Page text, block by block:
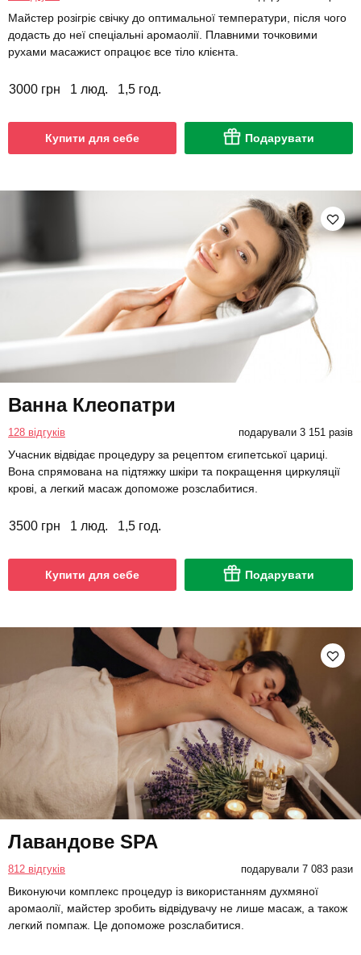
Майстер розігріє свічку до оптимальної температури, після чого
додасть до неї спеціальні аромаолії. Плавними точковими
рухами масажист опрацює все тіло клієнта.
3000 грн 1 люд. 1,5 год.
Купити для себе Подарувати
Ванна Клеопатри
128 відгуків подарували 3 151 разів
Учасник відвідає процедуру за рецептом єгипетської цариці.
Вона спрямована на підтяжку шкіри та покращення циркуляції
крові, а легкий масаж допоможе розслабитися.
3500 грн 1 люд. 1,5 год.
Купити для себе Подарувати
Лавандове SPA
812 відгуків подарували 7 083 рази
Виконуючи комплекс процедур із використанням духмяної
аромаолії, майстер зробить відвідувачу не лише масаж, а також
легкий помпаж. Це допоможе розслабитися.